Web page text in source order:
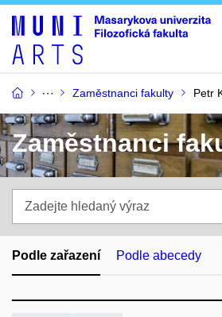
Zaměstnanci fakulty Petr
Zaměstnanci
hledaný
výraz
Podle zařazení Podle abecedy